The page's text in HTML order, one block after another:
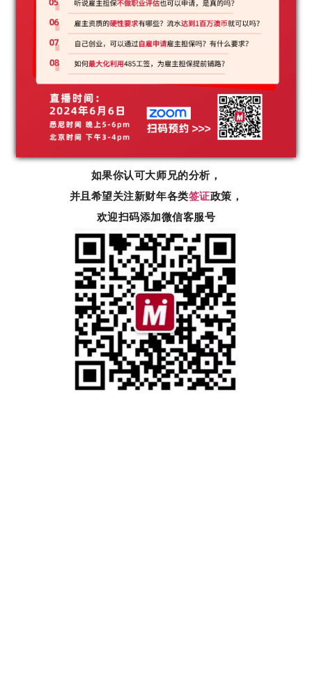
如果你认可大师兄的分析，
并且希望关注新财年各类签证政策，
欢迎扫码添加微信客服号